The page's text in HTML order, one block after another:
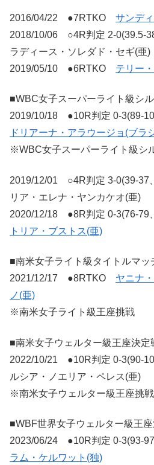
2016/04/22 ●7RTKO サンデ
2018/10/06 ○4R判定 2-0(39.5-
ラディース・ソレダド・セギ(亜)
2019/05/10 ●6RTKO テリー
■WBC女子スーパーライト級シ
2019/10/18 ●10R判定 0-3(89-
ドリアーナ・アラウージョ(ブラ
※WBC女子スーパーライト級シ
2019/12/01 ○4R判定 3-0(39-37
リア・エレナ・ヤンカケオ(亜)
2020/12/18 ●8R判定 0-3(76-79
トリア・ブストス(亜)
■南米女子ライト級タイトルマッ
2021/12/17 ●8RTKO ヤニナ
ノ(亜)
※南米女子ライト級王座挑戦
■南米女子ウェルター級王座決定
2022/10/21 ●10R判定 0-3(90-
ルシア・ノエリア・ペレス(亜)
※南米女子ウェルター級王座挑戦
■WBF世界女子ウェルター級王
2023/06/24 ●10R判定 0-3(93-
ラム・ケルワット(独)